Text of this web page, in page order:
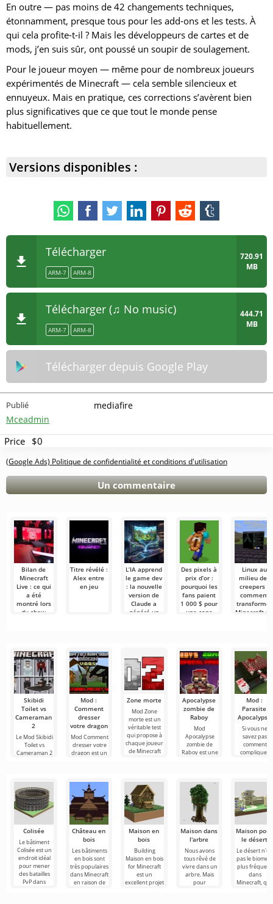
Vibrant Visuals.
Affichage des toiles d’araignée lors du zoom de la
caméra.
feuilles et des cultures.
Plantages lors du retour depuis l’écran de sélection
d’abonnement Realms.
Une série d’autres bugs et problèmes.
En outre — pas moins de 42 changements techniques,
étonnamment, presque tous pour les add-ons et les tests. À
qui cela profite-t-il ? Mais les développeurs de cartes et de
mods, j’en suis sûr, ont poussé un soupir de soulagement.
Pour le joueur moyen — même pour de nombreux joueurs
expérimentés de Minecraft — cela semble silencieux et
ennuyeux. Mais en pratique, ces corrections s’avèrent bien
plus significatives que ce que tout le monde pense
habituellement.
Versions disponibles :
Télécharger
ARM-7 ARM-8
720.91
MB
Télécharger (♫ No music)
ARM-7 ARM-8
444.71
MB
Télécharger depuis Google Play
Publié
Mceadmin
mediafire
Price $0
(Google Ads) Politique de confidentialité et conditions d'utilisation
Un commentaire
Bilan de
Minecraft
Live : ce qui
a été
montré lors
du show
Titre révélé :
Alex entre
en jeu
L’IA apprend
le game dev
: la nouvelle
version de
Claude a
généré un
Des pixels à
prix d’or :
pourquoi les
fans paient
1 000 $ pour
une cape
Linux au
milieu des
creepers :
comment
transformer
Minecraft en
Skibidi
Toilet vs
Cameraman
2
Le Mod Skibidi
Toilet vs
Cameraman 2
Mod :
Comment
dresser
votre dragon
Mod Comment
dresser votre
dragon est un
qui vous
plonge dans
Zone morte
Mod Zone
morte est un
véritable test
qui propose à
chaque joueur
de Minecraft
Apocalypse
zombie de
Raboy
Mod
Apocalypse
zombie de
Raboy est une
du monde
post-
apocalyptique
Mod :
Parasite
Apocalypse
Si vous ne
savez pas
comment
compliquer
Minecraft,
nous vous
Colisée
Le bâtiment
Colisée est un
endroit idéal
pour mener
des batailles
PvP dans
Château en
bois
Les bâtiments
en bois sont
très populaires
dans Minecraft
en raison de
Maison en
bois
Building
Maison en bois
for Minecraft
est un
excellent projet
Maison dans
l'arbre
Nous avons
tous rêvé de
vivre dans un
arbre. Mais
pour
Maison pour
le désert
Le désert n'est
pas le biome le
plus fréquent
dans
Minecraft, que